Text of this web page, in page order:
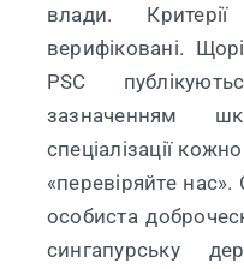
влади.
верифіковані.
PSC
зазначенням
спеціалізації
«перевіряйте
особиста
сингапурську